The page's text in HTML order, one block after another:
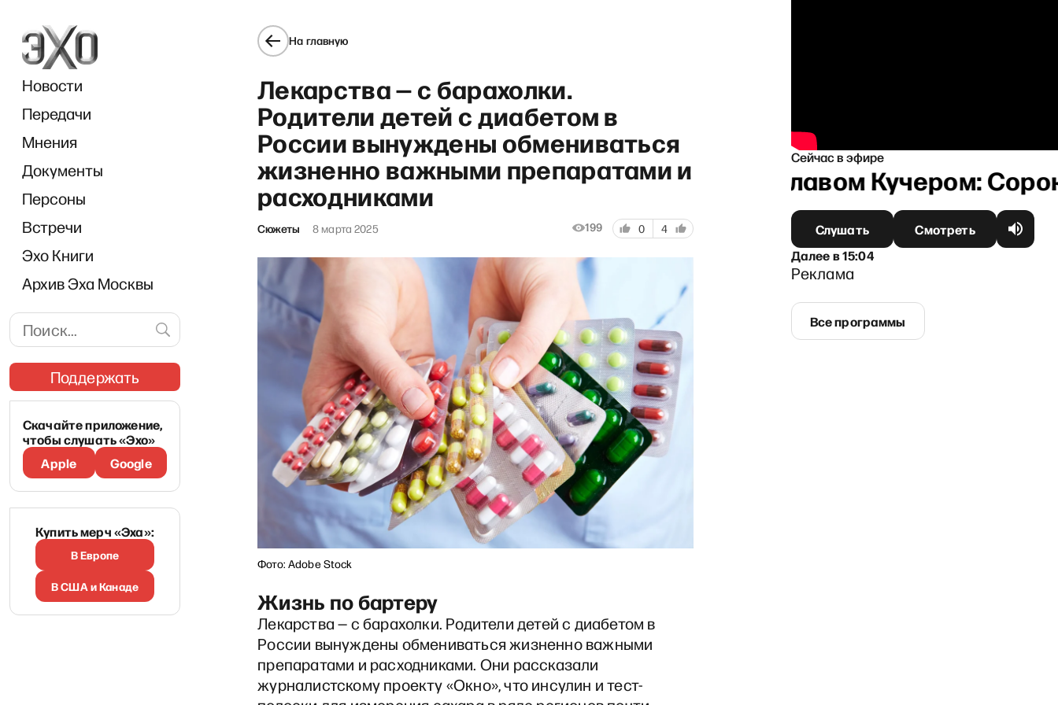
Новости
Передачи
Мнения
Документы
Персоны
Встречи
Эхо Книги
Архив Эха Москвы
Поддержать
Скачайте приложение,
чтобы слушать «Эхо»
Apple
Google
Купить мерч «Эха»:
В Европе
В США и Канаде
На главную
Лекарства — с барахолки.
Родители детей с диабетом в
России вынуждены обмениваться
жизненно важными препаратами и
расходниками
Сюжеты 8 марта 2025 199 0 4
Фото: Adobe Stock
Жизнь по бартеру
Лекарства — с барахолки. Родители детей с диабетом в
России вынуждены обмениваться жизненно важными
препаратами и расходниками. Они рассказали
журналистскому проекту «Окно», что инсулин и тест-
Сейчас в эфире
«Хочу сказать. Ларина» со Станиславом Кучером:
Слушать
Смотреть
Далеев15:04
Реклама
Все программы